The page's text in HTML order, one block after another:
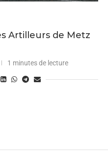
Artilleurs de Metz
1 minutes de lecture